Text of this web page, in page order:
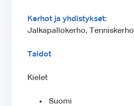
Kerhot ja yhdistykset:
Jalkapallokerho, Tenniskerho
Taidot
Kielet
Suomi